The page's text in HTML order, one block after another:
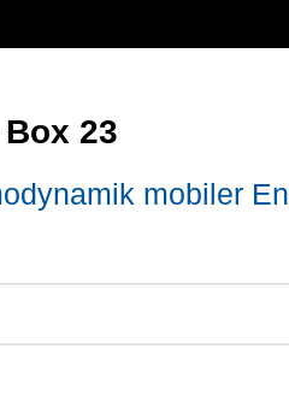
23
mobiler